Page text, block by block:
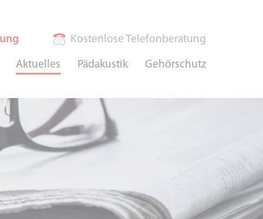
Kostenlose Telefonberatung
Aktuelles Pädakustik Gehörschutz